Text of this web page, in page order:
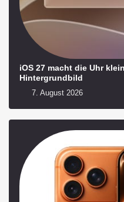
iOS 27 macht die Uhr
Hintergrundbild
7. August 2026